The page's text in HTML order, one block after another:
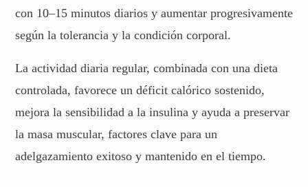
con 10–15 minutos diarios y aumentar progresivamente
según la tolerancia y la condición corporal.
La actividad diaria regular, combinada con una dieta
controlada, favorece un déficit calórico sostenido,
mejora la sensibilidad a la insulina y ayuda a preservar
la masa muscular, factores clave para un
adelgazamiento exitoso y mantenido en el tiempo.